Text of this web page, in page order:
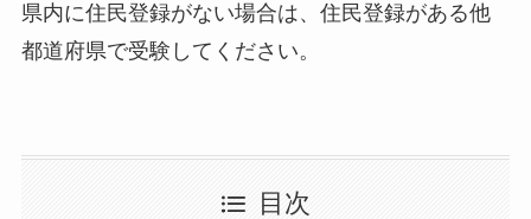
県内に住民登録がない場合は、住民登録がある他
都道府県で受験してください。
目次